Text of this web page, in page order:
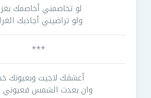
لو تخاصمني أخاصمك
ولو تراضيني أجاذبك
***
أعشقك لاجيت وبعيونك
وان بعدت الشمس فعيوني